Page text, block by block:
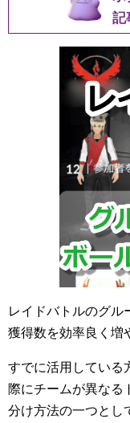
記
レイドバトルのグル
獲得数を効率良く増
すでに活用している
際にチームが異なる
分け方法の一つとし